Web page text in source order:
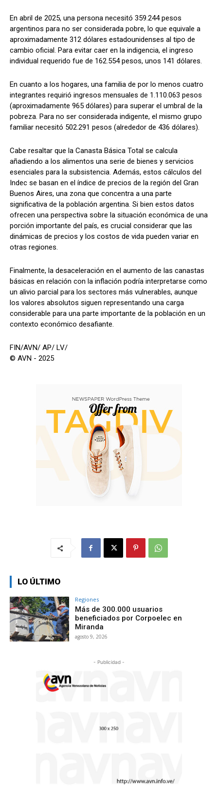
En abril de 2025, una persona necesitó 359.244 pesos
argentinos para no ser considerada pobre, lo que equivale a
aproximadamente 312 dólares estadounidenses al tipo de
cambio oficial. Para evitar caer en la indigencia, el ingreso
individual requerido fue de 162.554 pesos, unos 141 dólares.
En cuanto a los hogares, una familia de por lo menos cuatro
integrantes requirió ingresos mensuales de 1.110.063 pesos
(aproximadamente 965 dólares) para superar el umbral de la
pobreza. Para no ser considerada indigente, el mismo grupo
familiar necesitó 502.291 pesos (alrededor de 436 dólares).
Cabe resaltar que la Canasta Básica Total se calcula
añadiendo a los alimentos una serie de bienes y servicios
esenciales para la subsistencia. Además, estos cálculos del
Indec se basan en el índice de precios de la región del Gran
Buenos Aires, una zona que concentra a una parte
significativa de la población argentina. Si bien estos datos
ofrecen una perspectiva sobre la situación económica de una
porción importante del país, es crucial considerar que las
dinámicas de precios y los costos de vida pueden variar en
otras regiones.
Finalmente, la desaceleración en el aumento de las canastas
básicas en relación con la inflación podría interpretarse como
un alivio parcial para los sectores más vulnerables, aunque
los valores absolutos siguen representando una carga
considerable para una parte importante de la población en un
contexto económico desafiante.
FIN/AVN/ AP/ LV/
© AVN - 2025
LO ÚLTIMO
Regiones
Más de 300.000 usuarios
beneficiados por Corpoelec en
Miranda
agosto 9, 2026
- Publicidad -